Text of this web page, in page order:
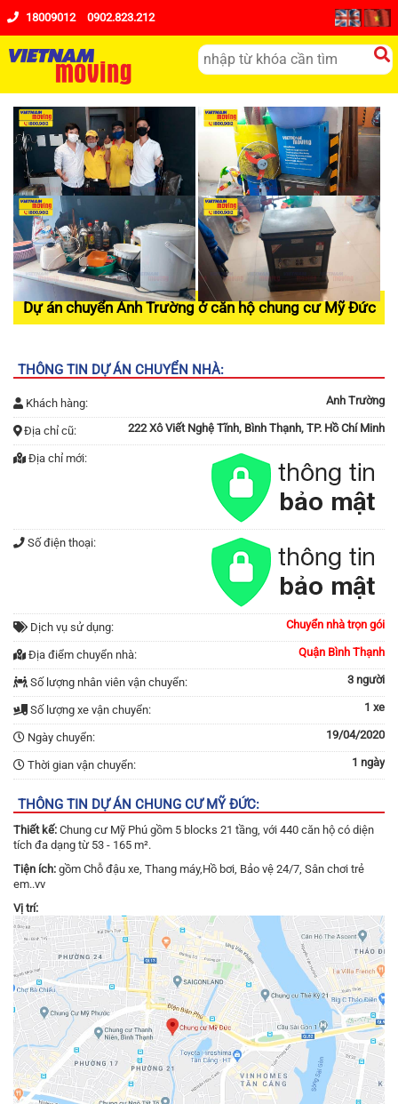
18009012 0902.823.212
Dự án chuyển Anh Trường ở căn hộ chung cư Mỹ Đức
THÔNG TIN DỰ ÁN CHUYỂN NHÀ:
Khách hàng: Anh Trường
Địa chỉ cũ: 222 Xô Viết Nghệ Tĩnh, Bình Thạnh, TP. Hồ Chí Minh
Địa chỉ mới:
Số điện thoại:
Dịch vụ sử dụng: Chuyển nhà trọn gói
Địa điểm chuyển nhà: Quận Bình Thạnh
Số lượng nhân viên vận chuyển: 3 người
Số lượng xe vận chuyển: 1 xe
Ngày chuyển: 19/04/2020
Thời gian vận chuyển: 1 ngày
THÔNG TIN DỰ ÁN CHUNG CƯ MỸ ĐỨC:
Thiết kế: Chung cư Mỹ Phú gồm 5 blocks 21 tầng, với 440 căn hộ có diện
tích đa dạng từ 53 - 165 m².
Tiện ích: gồm Chỗ đậu xe, Thang máy,Hồ bơi, Bảo vệ 24/7, Sân chơi trẻ
em..vv
Vị trí: